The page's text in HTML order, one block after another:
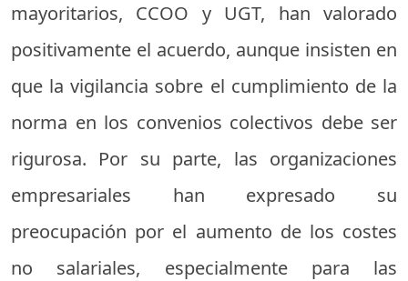
mayoritarios, CCOO y UGT, han valorado
positivamente el acuerdo, aunque insisten en
que la vigilancia sobre el cumplimiento de la
norma en los convenios colectivos debe ser
rigurosa. Por su parte, las organizaciones
empresariales han expresado su
preocupación por el aumento de los costes
no salariales, especialmente para las